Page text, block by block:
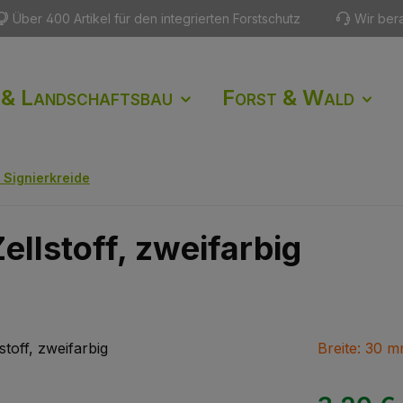
Über 400 Artikel für den integrierten Forstschutz Wir
Landschaftsbau Forst & Wald
Signierkreide
zweifarbig
Breite: 30